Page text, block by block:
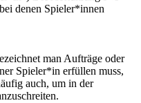
denen Spieler*innen
man Aufträge oder
Spieler*in erfüllen muss,
auch, um in der